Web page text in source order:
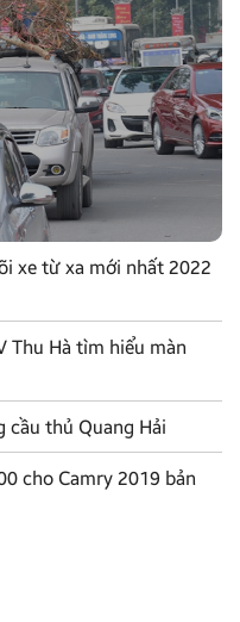
xe từ xa mới nhất 2022
Thu Hà tìm hiểu màn
cầu thủ Quang Hải
cho Camry 2019 bản